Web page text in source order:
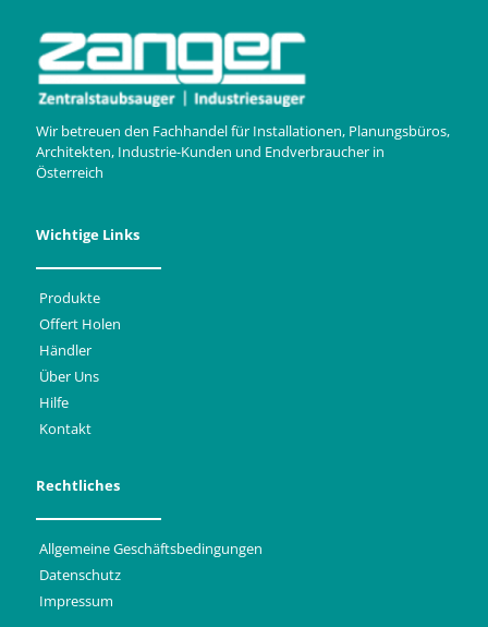
Wir betreuen den Fachhandel für Installationen, Planungsbüros,
Architekten, Industrie-Kunden und Endverbraucher in
Österreich
Wichtige Links
Produkte
Offert Holen
Händler
Über Uns
Hilfe
Kontakt
Rechtliches
Allgemeine Geschäftsbedingungen
Datenschutz
Impressum